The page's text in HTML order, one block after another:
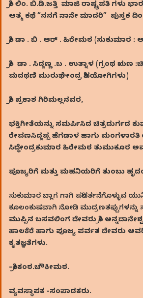
ಶ್ರೀಲಿಂ. ಬಿ.ಡಿ.ಜತ್ತಿ ಮಾಜಿ ರಾಷ್ಟ್ರಪತಿ ಗಳು
ಆತ್ಮ ಕಥೆ “ನನಗೆ ನಾನೇ ಮಾದರಿ” ಪುಸ್ತಕ
ಶ್ರೀ ಡಾ . ಬಿ . ಆರ್ . ಹಿರೇಮಠ (ಸುಕುಮಾರ :
ಶ್ರೀ ಡಾ . ಸಿದ್ದಣ್ಣ .ಬ . ಉತ್ನಾಳ (ಗ್ರಂಥ ಋಣ
ಮದಥಣಿ ಮುರುಘೇಂದ್ರ ಶಿವಯೋಗಿಗಳು)
ಶ್ರೀ ಪ್ರಕಾಶ ಗಿರಿಮಲ್ಲನವರ,
ಭಕ್ತಿಗೀತೆಯನ್ನು ಸಮರ್ಪಿಸಿದ ಚಿತ್ರದುರ್ಗದ
ರೇವಣಸಿದ್ದಪ್ಪ ಹೆಗಡಾಳ ಹಾಗು ಮಂಗಳಾರತಿ
ಸಿದ್ಧೇಂದ್ರಕುಮಾರ ಹಿರೇಮಠ ತುಮುಕೂರ
ಪೂಜ್ಯರಿಗೆ ಮತ್ತು ಮಹನಿಯರಿಗೆ ತುಂಬು
ಸುಕುಮಾರ ಬ್ಲಾಗ ಗಾಗಿ ಪರಿವರ್ತನೆಗೊಳ್ಳುವ
ಕೂಲಂಕುಷವಾಗಿ ನೋಡಿ ಮುದ್ರಣತಪ್ಪುಗಳನ್ನು
ಮುಪ್ಪಿನ ಬಸವಲಿಂಗ ದೇವರು ಶ್ರೀ
ಹಾಲಕೆರೆ ಹಾಗು ಪೂಜ್ಯ ಪರ್ವತ ದೇವರು
ಕೃತಜ್ಞತೆಗಳು.
–ಶ್ರೀಕಂಠ.ಚೌಕೀಮಠ.
ವ್ಯವಸ್ಥಾಪಕ -ಸಂಪಾದಕರು.